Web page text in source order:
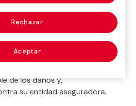
llega entre las partes que litigan
necesidad de acudir a la decisión
la autoridad judicial). El
supone la renuncia de la víctima
de los daños y,
su entidad aseguradora.
Rechazar
Aceptar